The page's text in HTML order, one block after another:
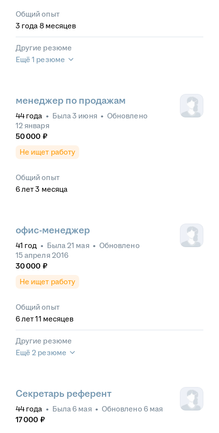
Общий опыт
3 года 8 месяцев
Другие резюме
Ещё 1 резюме
менеджер по продажам
44 года • Была3 июня • Обновлено
12 января
50 000 ₽
Не ищет работу
Общий опыт
6лет 3 месяца
офис-менеджер
41 год • Была 21 мая • Обновлено
15 апреля 2016
30 000 ₽
Не ищет работу
Общий опыт
6лет 11 месяцев
Другие резюме
Ещё 2 резюме
Секретарь референт
44 года • Была6 мая • Обновлено 6 мая
17 000 ₽